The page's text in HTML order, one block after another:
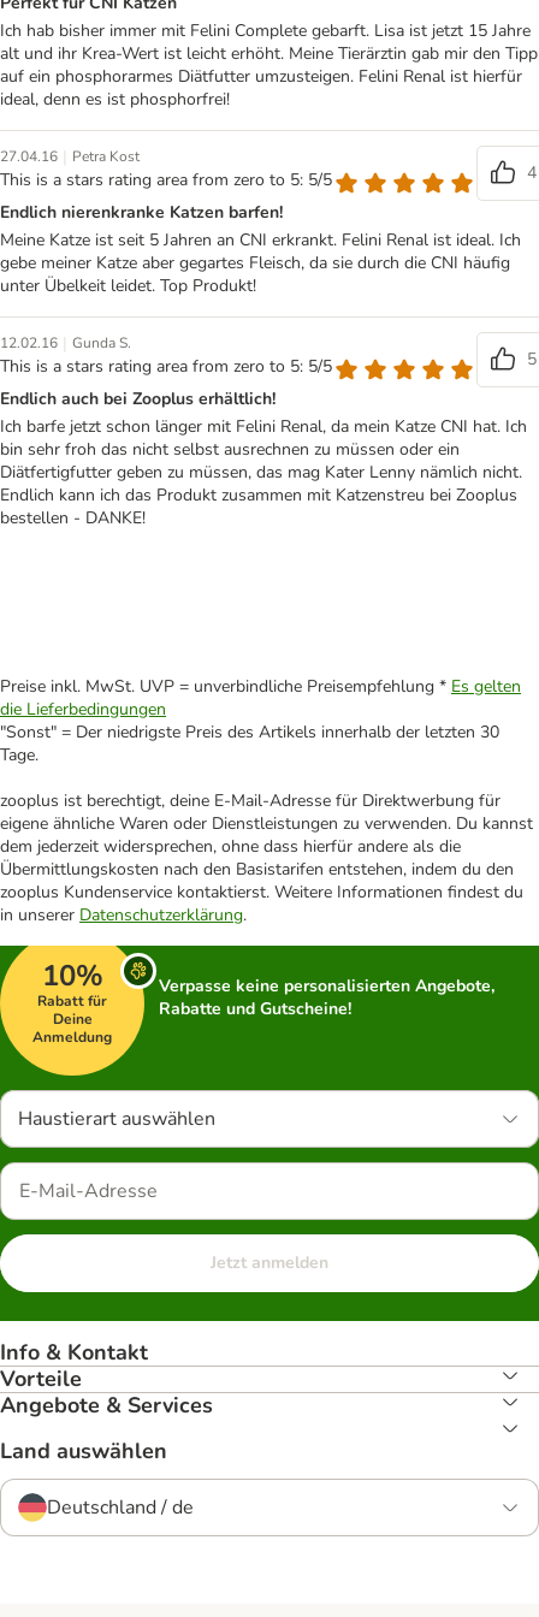
Ich hab bisher immer mit Felini Complete gebarft. Lisa ist jetzt 15 Jahre
alt und ihr Krea-Wert ist leicht erhöht. Meine Tierärztin gab mir den Tipp
auf ein phosphorarmes Diätfutter umzusteigen. Felini Renal ist hierfür
ideal, denn es ist phosphorfrei!
27.04.16 | Petra Kost
This is a stars rating area from zero to 5: 5/5
4
Endlich nierenkranke Katzen barfen!
Meine Katze ist seit 5 Jahren an CNI erkrankt. Felini Renal ist ideal. Ich
gebe meiner Katze aber gegartes Fleisch, da sie durch die CNI häufig
unter Übelkeit leidet. Top Produkt!
12.02.16 | Gunda S.
This is a stars rating area from zero to 5: 5/5
5
Endlich auch bei Zooplus erhältlich!
Ich barfe jetzt schon länger mit Felini Renal, da mein Katze CNI hat. Ich
bin sehr froh das nicht selbst ausrechnen zu müssen oder ein
Diätfertigfutter geben zu müssen, das mag Kater Lenny nämlich nicht.
Endlich kann ich das Produkt zusammen mit Katzenstreu bei Zooplus
bestellen - DANKE!
Preise inkl. MwSt. UVP = unverbindliche Preisempfehlung * Es gelten
die Lieferbedingungen
"Sonst" = Der niedrigste Preis des Artikels innerhalb der letzten 30
Tage.
zooplus ist berechtigt, deine E-Mail-Adresse für Direktwerbung für
eigene ähnliche Waren oder Dienstleistungen zu verwenden. Du kannst
dem jederzeit widersprechen, ohne dass hierfür andere als die
Übermittlungskosten nach den Basistarifen entstehen, indem du den
zooplus Kundenservice kontaktierst. Weitere Informationen findest du
in unserer Datenschutzerklärung.
10%
Rabatt für
Deine
Anmeldung
Verpasse keine personalisierten Angebote,
Rabatte und Gutscheine!
Haustierart auswählen
Jetzt anmelden
Info & Kontakt
Vorteile
Angebote & Services
Land auswählen
Deutschland / de